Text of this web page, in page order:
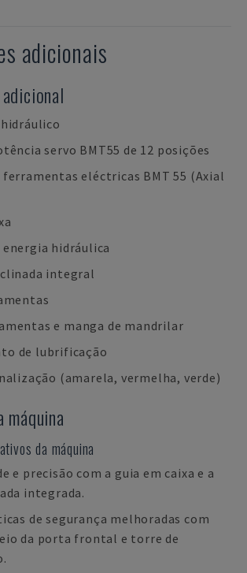
adicionais
servo BMT55 de 12 posições
ferramentas eléctricas BMT 55 (Axial
energia hidráulica
integral
e manga de mandrilar
de lubrificação
(amarela, vermelha, verde)
da máquina
e precisão com a guia em caixa e a
integrada.
de segurança melhoradas com
da porta frontal e torre de